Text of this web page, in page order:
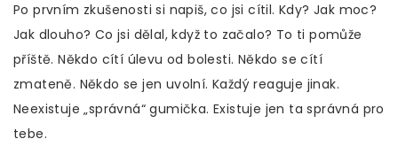
Po prvním zkušenosti si napiš, co jsi cítil. Kdy? Jak moc?
Jak dlouho? Co jsi dělal, když to začalo? To ti pomůže
příště. Někdo cítí úlevu od bolesti. Někdo se cítí
zmateně. Někdo se jen uvolní. Každý reaguje jinak.
Neexistuje „správná“ gumička. Existuje jen ta správná pro
tebe.